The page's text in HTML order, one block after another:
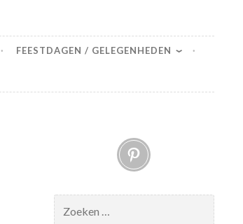
FEESTDAGEN / GELEGENHEDEN
Pinterest
naar: